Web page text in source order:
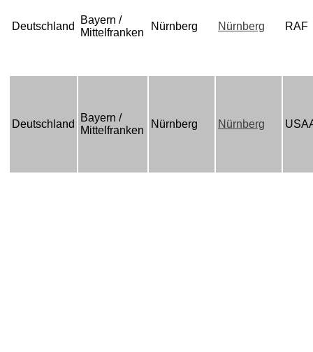
Deutschland
Bayern /
Mittelfranken
Nürnberg Nürnberg RAF
Deutschland
Bayern /
Mittelfranken
Nürnberg Nürnberg